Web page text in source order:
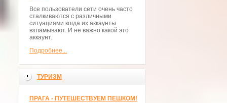
Все пользователи сети очень часто
сталкиваются с различными
ситуациями когда их аккаунты
взламывают. И не важно какой это
аккаунт.
Подробнее...
ТУРИЗМ
ПРАГА - ПУТЕШЕСТВУЕМ ПЕШКОМ!